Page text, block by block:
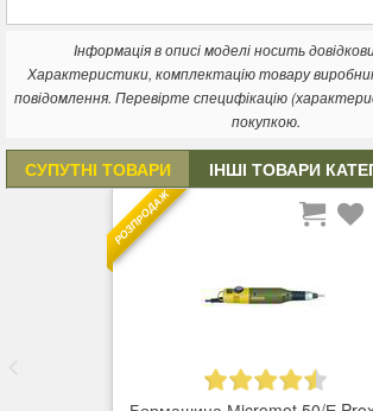
Інформація в описі моделі носить
Характеристики, комплектацію товару
повідомлення. Перевірте специфікацію
покупкою.
СУПУТНІ ТОВАРИ ІНШІ ТОВАРИ
РОЗПРОДАЖ